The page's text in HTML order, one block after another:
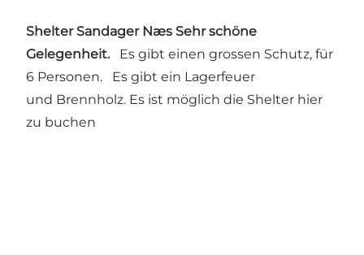
Shelter Sandager Næs Sehr schöne
Gelegenheit. Es gibt einen grossen Schutz, für
6 Personen. Es gibt ein Lagerfeuer
und Brennholz. Es ist möglich die Shelter hier
zu buchen